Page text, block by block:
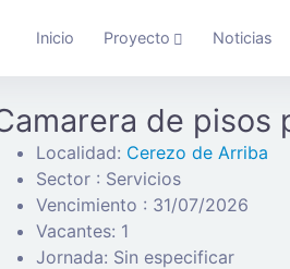
Inicio Proyecto Noticias
de pisos
Localidad: Cerezo de Arriba
Sector : Servicios
Vencimiento : 31/07/2026
Vacantes: 1
Jornada: Sin especificar